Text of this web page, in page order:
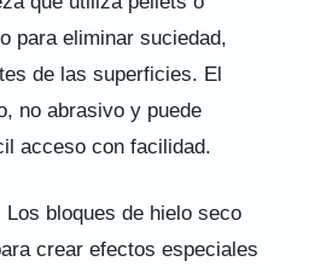
para eliminar suciedad,
de las superficies. El
no abrasivo y puede
acceso con facilidad.
Los bloques de hielo seco
crear efectos especiales